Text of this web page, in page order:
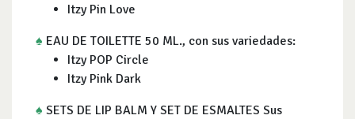
Itzy Pin Love
♠ EAU DE TOILETTE 50 ML., con sus variedades:
Itzy POP Circle
Itzy Pink Dark
♠ SETS DE LIP BALM Y SET DE ESMALTES Sus